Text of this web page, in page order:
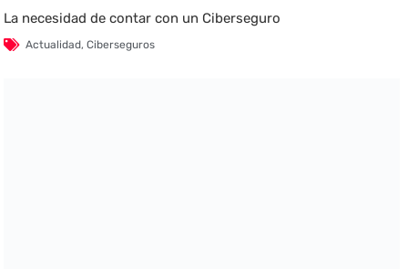
La necesidad de contar con un Ciberseguro
Actualidad,Ciberseguros